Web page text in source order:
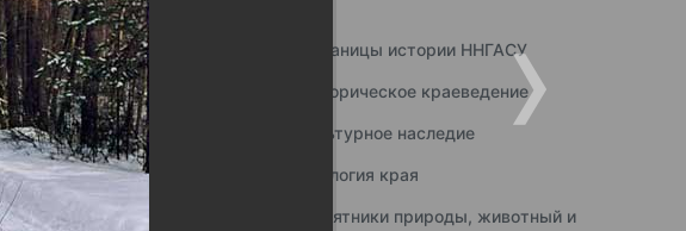
Страницы истории ННГАСУ
Историческое краеведение
Культурное наследие
Экология края
Памятники природы, животный и